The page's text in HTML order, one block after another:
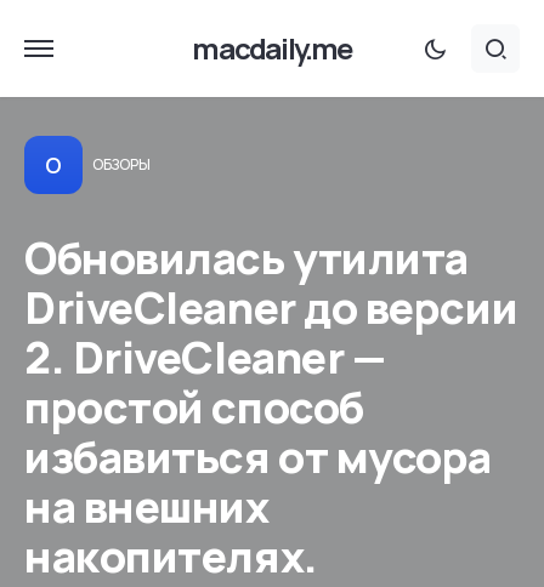
macdaily.me
О ОБЗОРЫ
Обновилась утилита
DriveCleaner до версии
2. DriveCleaner —
простой способ
избавиться от мусора
на внешних
накопителях.